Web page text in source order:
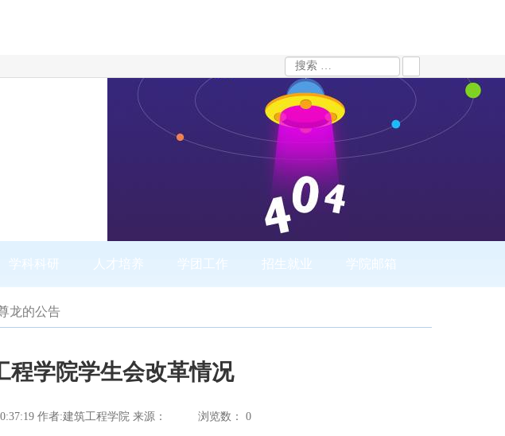
学科科研 人才培养 学团工作 招生就业 学院邮箱
龙的公告
程学院学生会改革情况
作者:建筑工程学院 来源： 浏览数：0